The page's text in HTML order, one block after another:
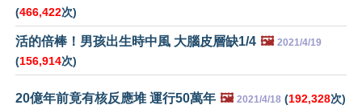
(466,422次)
活的倍棒！男孩出生時中風 大腦皮層缺1/4 🖼️ 2021/4/19
(156,914次)
20億年前竟有核反應堆 運行50萬年 🖼️ 2021/4/18 (192,328次)